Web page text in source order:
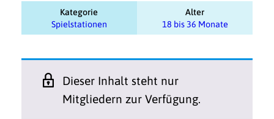
Kategorie
Spielstationen
Alter
18 bis 36 Monate
Dieser Inhalt steht nur
Mitgliedern zur Verfügung.